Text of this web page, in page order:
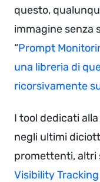
questo,
immagine senza
“Prompt
una libreria di
ricorsivamente
I tool dedicati
negli ultimi
promettenti, altri
Visibility Tracking